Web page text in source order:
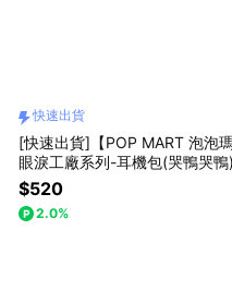
快速出貨
[快速出貨]【POP MART 泡泡
眼淚工廠系列-耳機包(哭鴨哭
$520
2.0%